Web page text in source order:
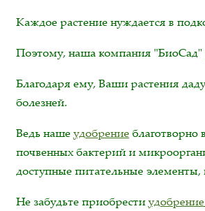
Каждое растение нуждается в
Поэтому, наша компания "БиоСад"
Благодаря ему, Ваши растения
болезней.
Ведь наше удобрение благотворно
почвенных бактерий и
доступные питательные
Не забудьте приобрести